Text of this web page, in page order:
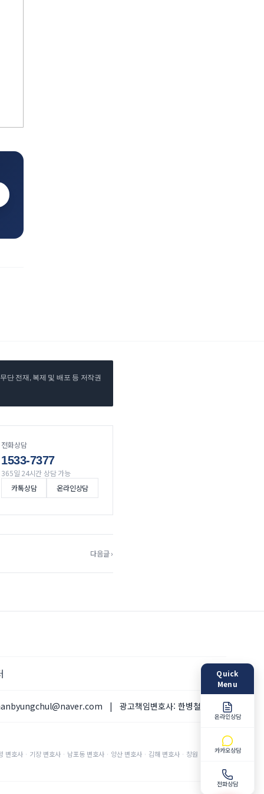
단 전재, 복제 및 배포 등 저작권
전화상담
1533-7377
365일 24시간 상담 가능
카톡상담
온라인상담
다음글 ›
| 광고책임변호사: 한병철 변호사
변호사 · 기장 변호사 · 남포동 변호사 · 양산 변호사 · 김해 변호사 · 창원 변호사 ·
Quick
Menu
온라인상담
카카오상담
전화상담